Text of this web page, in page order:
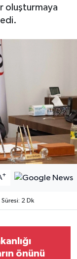
oluşturmaya
+
2 Dk
önünü